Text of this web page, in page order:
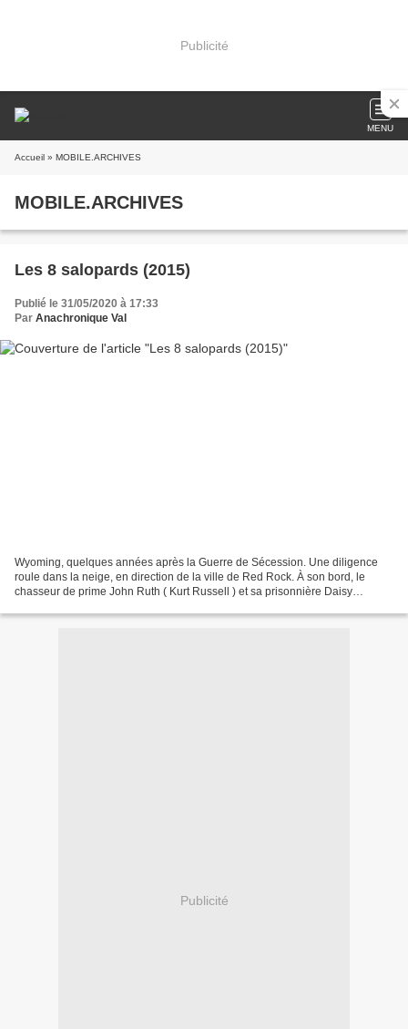
Publicité
MENU
Accueil » MOBILE.ARCHIVES
MOBILE.ARCHIVES
Les 8 salopards (2015)
Publié le 31/05/2020 à 17:33
Par Anachronique Val
Wyoming, quelques années après la Guerre de Sécession. Une diligence
roule dans la neige, en direction de la ville de Red Rock. À son bord, le
chasseur de prime John Ruth ( Kurt Russell ) et sa prisonnière Daisy
Publicité